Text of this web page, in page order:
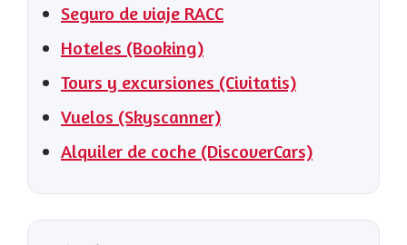
Seguro de viaje RACC
Hoteles (Booking)
Tours y excursiones (Civitatis)
Vuelos (Skyscanner)
Alquiler de coche (DiscoverCars)